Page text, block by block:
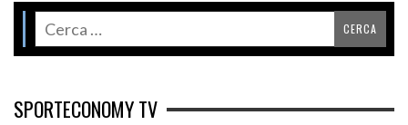
SPORTECONOMY TV